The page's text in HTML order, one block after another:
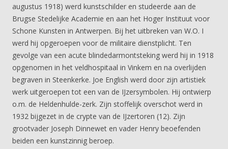
augustus 1918) werd kunstschilder en studeerde aan de
Brugse Stedelijke Academie en aan het Hoger Instituut voor
Schone Kunsten in Antwerpen. Bij het uitbreken van W.O. I
werd hij opgeroepen voor de militaire dienstplicht. Ten
gevolge van een acute blindedarmontsteking werd hij in 1918
opgenomen in het veldhospitaal in Vinkem en na overlijden
begraven in Steenkerke. Joe English werd door zijn artistiek
werk uitgeroepen tot een van de IJzersymbolen. Hij ontwierp
o.m. de Heldenhulde-zerk. Zijn stoffelijk overschot werd in
1932 bijgezet in de crypte van de IJzertoren (12). Zijn
grootvader Joseph Dinnewet en vader Henry beoefenden
beiden een kunstzinnig beroep.